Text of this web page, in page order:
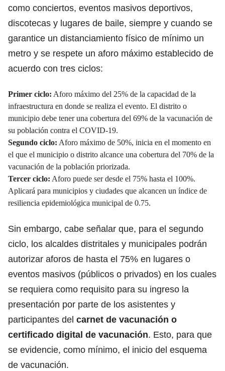
como conciertos, eventos masivos deportivos,
discotecas y lugares de baile, siempre y cuando se
garantice un distanciamiento físico de mínimo un
metro y se respete un aforo máximo establecido de
acuerdo con tres ciclos:
Primer ciclo: Aforo máximo del 25% de la capacidad de la
infraestructura en donde se realiza el evento. El distrito o
municipio debe tener una cobertura del 69% de la vacunación de
su población contra el COVID-19.
Segundo ciclo: Aforo máximo de 50%, inicia en el momento en
el que el municipio o distrito alcance una cobertura del 70% de la
vacunación de la población priorizada.
Tercer ciclo: Aforo puede ser desde el 75% hasta el 100%.
Aplicará para municipios y ciudades que alcancen un índice de
resiliencia epidemiológica municipal de 0.75.
Sin embargo, cabe señalar que, para el segundo
ciclo, los alcaldes distritales y municipales podrán
autorizar aforos de hasta el 75% en lugares o
eventos masivos (públicos o privados) en los cuales
se requiera como requisito para su ingreso la
presentación por parte de los asistentes y
participantes del carnet de vacunación o
certificado digital de vacunación. Esto, para que
se evidencie, como mínimo, el inicio del esquema
de vacunación.